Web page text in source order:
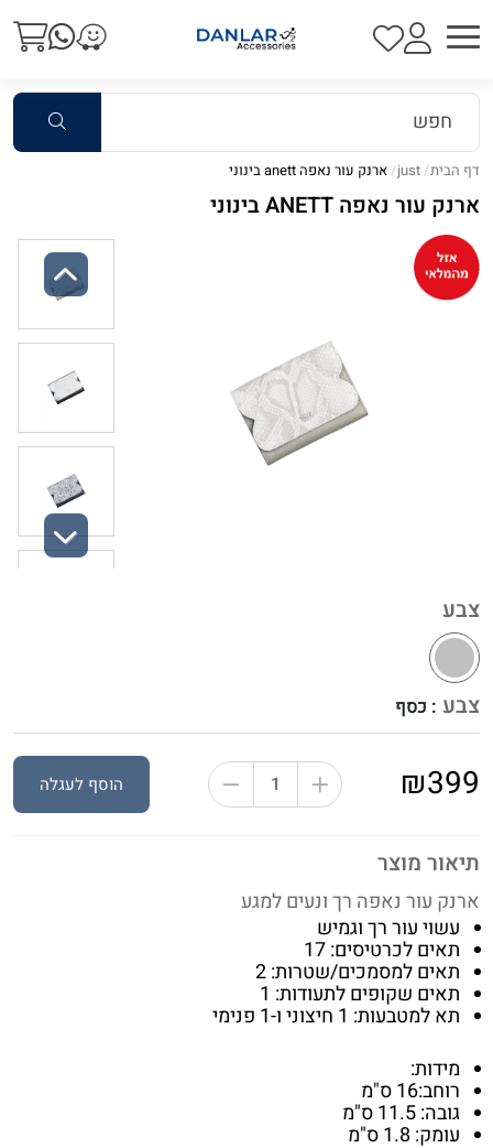
דף הבית just ארנק עור נאפה anett בינוני
ארנק עור נאפה ANETT בינוני
תיאור מוצר
ארנק עור נאפה רך ונעים למגע
עשוי עור רך וגמיש
תאים לכרטיסים: 17
תאים למסמכים/שטרות: 2
תאים שקופים לתעודות: 1
תא למטבעות: 1 חיצוני ו-1 פנימי
מידות:
רוחב:16 ס"מ
גובה: 11.5 ס"מ
עומק: 1.8 ס"מ
צבע
צבע : כסף
₪399 הוסף לעגלה
Previous
Next